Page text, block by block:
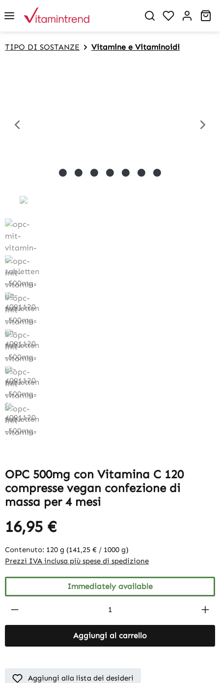
content
TIPO DI SOSTANZE Vitamine e Vitaminoidi
OPC 500mg con Vitamina C 120
compresse vegan confezione di
massa per 4 mesi
16,95 €
Contenuto: 120 g (141,25 € / 1000 g)
Prezzi IVA inclusa più spese di spedizione
Immediately available
Product Quantity: Enter the desired
Aggiungi al carrello
Aggiungi alla lista dei desideri